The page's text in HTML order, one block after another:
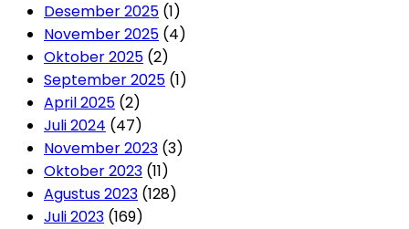
Desember 2025 (1)
November 2025 (4)
Oktober 2025 (2)
September 2025 (1)
April 2025 (2)
Juli 2024 (47)
November 2023 (3)
Oktober 2023 (11)
Agustus 2023 (128)
Juli 2023 (169)